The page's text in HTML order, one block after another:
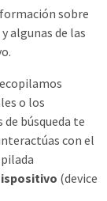
sobre
algunas de las
o los
búsqueda te
con el
(device